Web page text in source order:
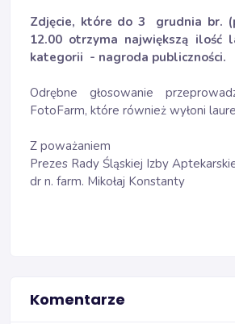
Zdjęcie, które do 3 grudnia br.
12.00 otrzyma największą ilość
kategorii - nagroda publiczności.
Odrębne głosowanie
FotoFarm, które również wyłoni
Z poważaniem
Prezes Rady Śląskiej Izby
dr n. farm. Mikołaj Konstanty
Komentarze